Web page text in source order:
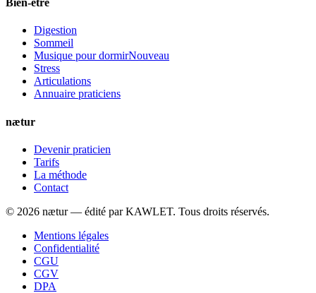
Bien-être
Digestion
Sommeil
Musique pour dormirNouveau
Stress
Articulations
Annuaire praticiens
nætur
Devenir praticien
Tarifs
La méthode
Contact
© 2026 nætur — édité par KAWLET. Tous droits réservés.
Mentions légales
Confidentialité
CGU
CGV
DPA